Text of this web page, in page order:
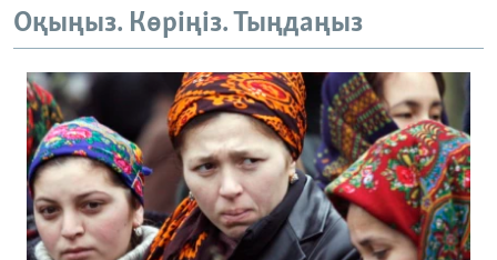
Оқыңыз. Көріңіз. Тыңдаңыз